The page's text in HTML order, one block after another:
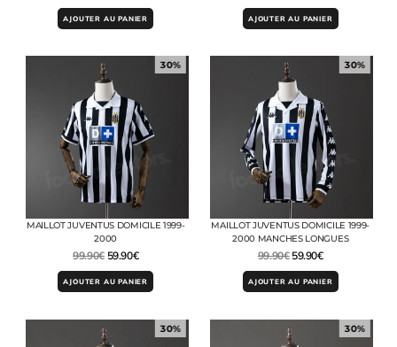
AJOUTER AU PANIER AJOUTER AU PANIER
30%
MAILLOT JUVENTUS DOMICILE 1999-
2000
99.90€ 59.90€
AJOUTER AU PANIER
30%
MAILLOT JUVENTUS DOMICILE 1999-
2000 MANCHES LONGUES
99.90€ 59.90€
AJOUTER AU PANIER
30% 30%